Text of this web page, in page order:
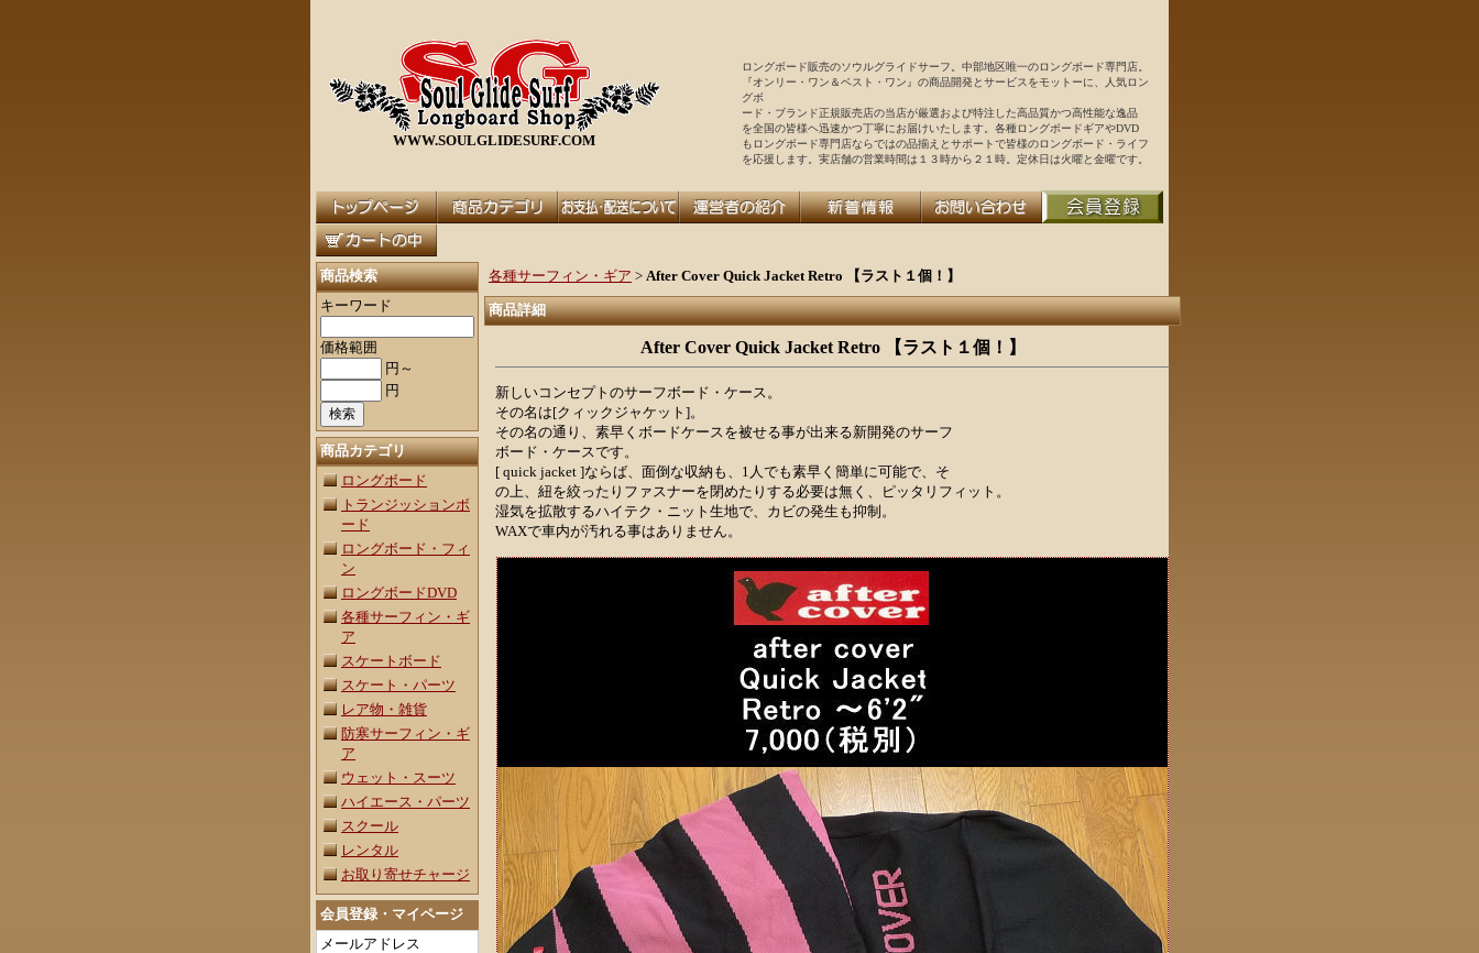
WWW.SOULGLIDESURF.COM
ロングボード販売のソウルグライドサーフ。中部地区唯一のロングボード専門店。
『オンリー・ワン＆ベスト・ワン』の商品開発とサービスをモットーに、人気ロン
グボ
ード・ブランド正規販売店の当店が厳選および特注した高品質かつ高性能な逸品
を全国の皆様ヘ迅速かつ丁寧にお届けいたします。各種ロングボードギアやDVD
もロングボード専門店ならではの品揃えとサポートで皆様のロングボード・ライフ
を応援します。実店舗の営業時間は１３時から２１時。定休日は火曜と金曜です。
商品検索
キーワード
価格範囲
円～
円
商品カテゴリ
ロングボード
トランジッションボ
ード
ロングボード・フィ
ン
ロングボードDVD
各種サーフィン・ギ
ア
スケートボード
スケート・パーツ
レア物・雑貨
防寒サーフィン・ギ
ア
ウェット・スーツ
ハイエース・パーツ
スクール
レンタル
お取り寄せチャージ
会員登録・マイページ
メールアドレス
各種サーフィン・ギア > After Cover Quick Jacket Retro 【ラスト１個！】
商品詳細
After Cover Quick Jacket Retro 【ラスト１個！】
新しいコンセプトのサーフボード・ケース。
その名は[クィックジャケット]。
その名の通り、素早くボードケースを被せる事が出来る新開発のサーフ
ボード・ケースです。
[ quick jacket ]ならば、面倒な収納も、1人でも素早く簡単に可能で、そ
の上、紐を絞ったりファスナーを閉めたりする必要は無く、ピッタリフィット。
湿気を拡散するハイテク・ニット生地で、カビの発生も抑制。
WAXで車内が汚れる事はありません。